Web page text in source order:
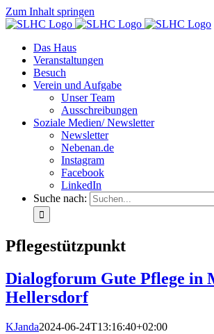
Zum Inhalt springen
Das Haus
Veranstaltungen
Besuch
Verein und Aufgabe
Unser Team
Ausschreibungen
Soziale Medien/ Newsletter
Newsletter
Nebenan.de
Instagram
Facebook
LinkedIn
Suche nach:
Pflegestützpunkt
Dialogforum Gute Pflege in
Hellersdorf
KJanda2024-06-24T13:16:40+02:00